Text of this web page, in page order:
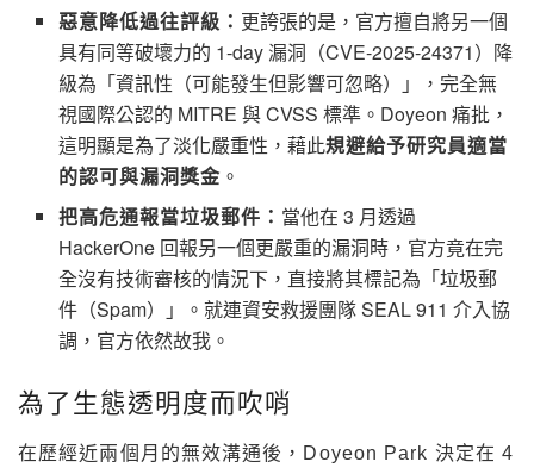
惡意降低過往評級： 更誇張的是，官方擅自將另一個
具有同等破壞力的 1-day 漏洞（CVE-2025-24371）降
級為「資訊性（可能發生但影響可忽略）」，完全無
視國際公認的 MITRE 與 CVSS 標準。Doyeon 痛批，
這明顯是為了淡化嚴重性，藉此規避給予研究員適當
的認可與漏洞獎金 。
把高危通報當垃圾郵件： 當他在 3 月透過
HackerOne 回報另一個更嚴重的漏洞時，官方竟在完
全沒有技術審核的情況下，直接將其標記為「垃圾郵
件（Spam）」。就連資安救援團隊 SEAL 911 介入協
調，官方依然故我。
為了生態透明度而吹哨
在歷經近兩個月的無效溝通後，Doyeon Park 決定在 4